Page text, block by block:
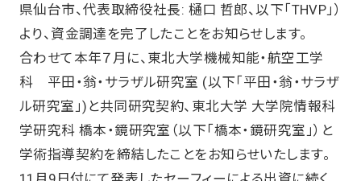
県仙台市、代表取締役社長: 樋口 哲郎、以下「THVP」）
より、資金調達を完了したことをお知らせします。
合わせて本年７月に、東北大学機械知能・航空工学
科 平田・翁・サラザル研究室 (以下「平田・翁・サラザ
ル研究室」)と共同研究契約、東北大学 大学院情報科
学研究科 橋本・鏡研究室（以下「橋本・鏡研究室」）と
学術指導契約を締結したことをお知らせいたします。